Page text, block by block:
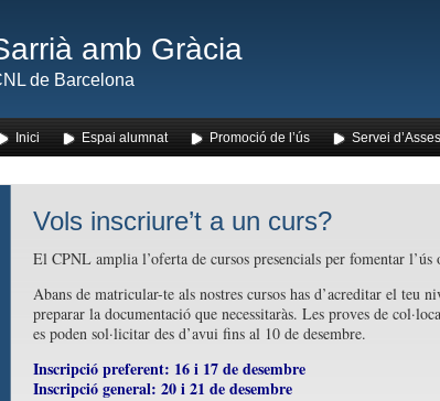
amb Gràcia
de Barcelona
Inici Espai alumnat Promoció de l’ús Servei
Vols inscriure’t a un curs?
El CPNL amplia l’oferta de cursos presencials per fomentar l’ús
Abans de matricular-te als nostres cursos has d’acreditar el teu
preparar la documentació que necessitaràs. Les proves de
es poden sol·licitar des d’avui fins al 10 de desembre.
Inscripció preferent: 16 i 17 de desembre
Inscripció general: 20 i 21 de desembre